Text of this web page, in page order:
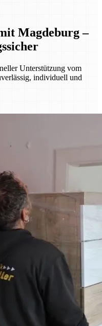
Magdeburg –
Unterstützung vom
individuell und